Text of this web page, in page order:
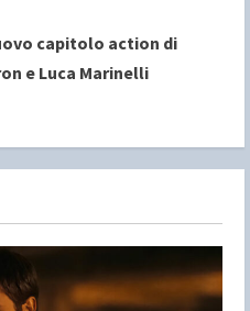
capitolo action di
e Luca Marinelli